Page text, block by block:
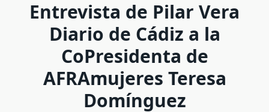
Entrevista de Pilar Vera
Diario de Cádiz a la
CoPresidenta de
AFRAmujeres Teresa
Domínguez